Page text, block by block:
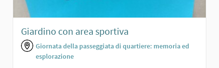
Giardino con area sportiva
Giornata della passeggiata di quartiere: memoria ed
esplorazione